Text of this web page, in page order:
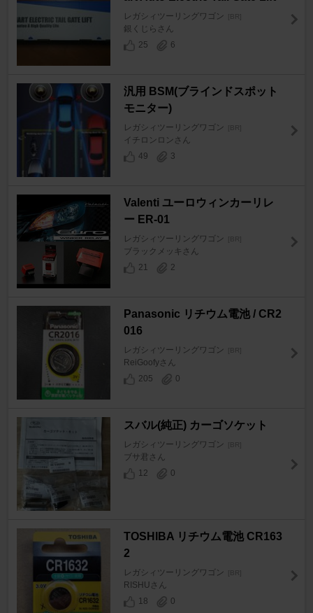
レガシィツーリングワゴン [BR]
銀くじらさん
25
6
汎用 BSM(ブラインドスポット
モニター)
レガシィツーリングワゴン [BR]
イチロンロンさん
49
3
Valenti ユーロウィンカーリレ
ー ER-01
レガシィツーリングワゴン [BR]
ブラックメッキさん
21
2
Panasonic リチウム電池 / CR2
016
レガシィツーリングワゴン [BR]
ReiGoofyさん
205
0
スバル(純正) カーゴソケット
レガシィツーリングワゴン [BR]
ブサ君さん
12
0
TOSHIBA リチウム電池 CR163
2
レガシィツーリングワゴン [BR]
RISHUさん
18
0